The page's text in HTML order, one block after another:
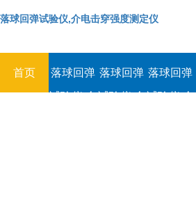
落球回弹试验仪,介电击穿强度测定仪
首页
落球回弹
试验仪,介
落球回弹
试验仪,介
落球回弹
试验仪,介